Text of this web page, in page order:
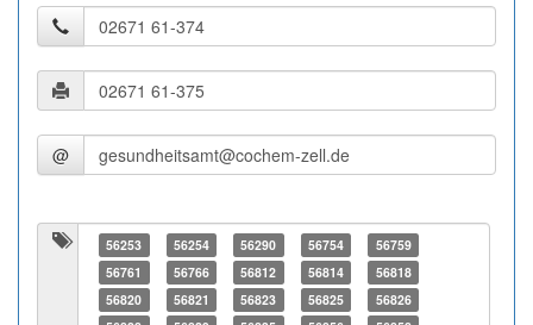
@
56253 56254 56290 56754
56759
56761
56766 56812 56814
56818
56820
56821 56823 56825
56826